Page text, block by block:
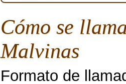
Cómo se
Malvinas
Formato de